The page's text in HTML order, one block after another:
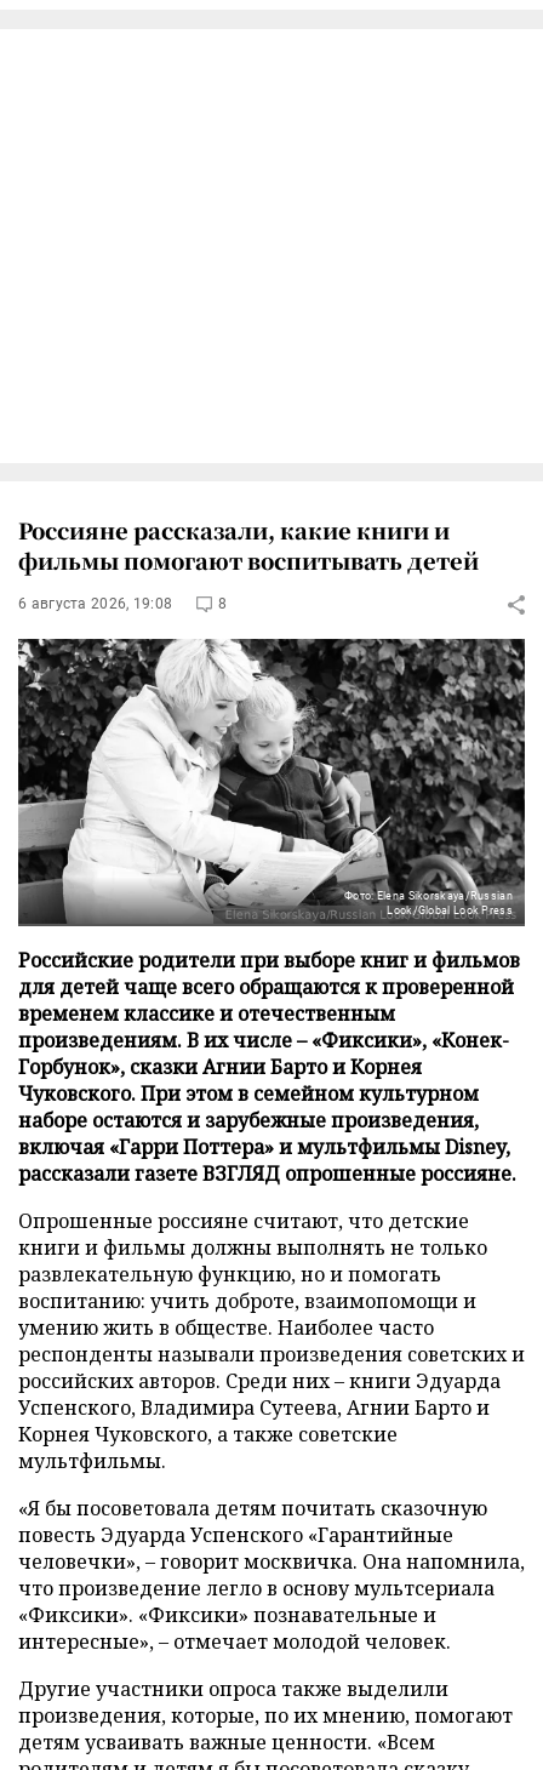
Россияне рассказали, какие книги и
фильмы помогают воспитывать детей
6 августа 2026, 19:08 8
Фото: Elena Sikorskaya/Russian
Look/Global Look Press
Российские родители при выборе книг и фильмов
для детей чаще всего обращаются к проверенной
временем классике и отечественным
произведениям. В их числе – «Фиксики», «Конек-
Горбунок», сказки Агнии Барто и Корнея
Чуковского. При этом в семейном культурном
наборе остаются и зарубежные произведения,
включая «Гарри Поттера» и мультфильмы Disney,
рассказали газете ВЗГЛЯД опрошенные россияне.
Опрошенные россияне считают, что детские
книги и фильмы должны выполнять не только
развлекательную функцию, но и помогать
воспитанию: учить доброте, взаимопомощи и
умению жить в обществе. Наиболее часто
респонденты называли произведения советских и
российских авторов. Среди них – книги Эдуарда
Успенского, Владимира Сутеева, Агнии Барто и
Корнея Чуковского, а также советские
мультфильмы.
«Я бы посоветовала детям почитать сказочную
повесть Эдуарда Успенского «Гарантийные
человечки», – говорит москвичка. Она напомнила,
что произведение легло в основу мультсериала
«Фиксики». «Фиксики» познавательные и
интересные», – отмечает молодой человек.
Другие участники опроса также выделили
произведения, которые, по их мнению, помогают
детям усваивать важные ценности. «Всем